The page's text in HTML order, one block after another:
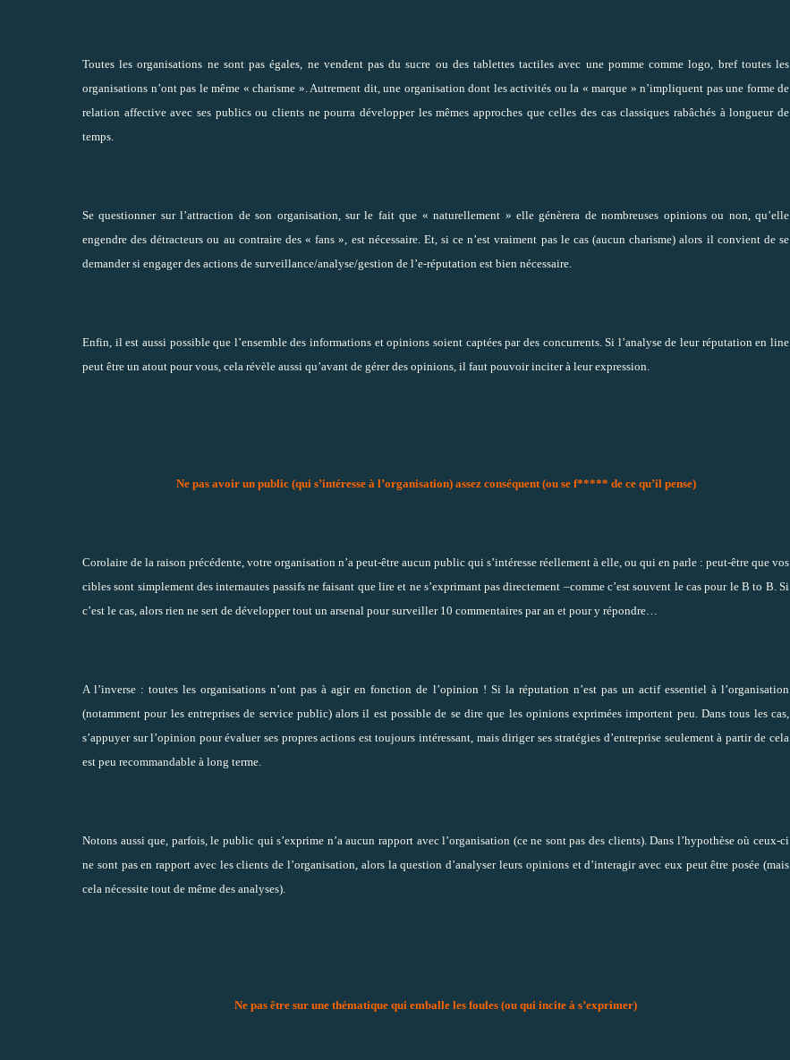
Toutes les organisations ne sont pas égales, ne vendent pas du sucre ou des tablettes tactiles avec une pomme comme logo, bref toutes les
organisations n’ont pas le même « charisme » . Autrement dit, une organisation dont les activités ou la « marque » n’impliquent pas une forme de
relation affective avec ses publics ou clients ne pourra développer les mêmes approches que celles des cas classiques rabâchés à longueur de
temps.
Se questionner sur l’attraction de son organisation, sur le fait que « naturellement » elle génèrera de nombreuses opinions ou non, qu’elle
engendre des détracteurs ou au contraire des « fans », est nécessaire. Et, si ce n’est vraiment pas le cas (aucun charisme) alors il convient de se
demander si engager des actions de surveillance/analyse/gestion de l’e-réputation est bien nécessaire.
Enfin, il est aussi possible que l’ensemble des informations et opinions soient captées par des concurrents. Si l’analyse de leur réputation en line
peut être un atout pour vous, cela révèle aussi qu’avant de gérer des opinions, il faut pouvoir inciter à leur expression.
Ne pas avoir un public (qui s’intéresse à l’organisation) assez conséquent (ou se f***** de ce qu’il pense)
Corolaire de la raison précédente, votre organisation n’a peut-être aucun public qui s’intéresse réellement à elle, ou qui en parle : peut-être que vos
cibles sont simplement des internautes passifs ne faisant que lire et ne s’exprimant pas directement –comme c’est souvent le cas pour le B to B. Si
c’est le cas, alors rien ne sert de développer tout un arsenal pour surveiller 10 commentaires par an et pour y répondre…
A l’inverse : toutes les organisations n’ont pas à agir en fonction de l’opinion ! Si la réputation n’est pas un actif essentiel à l’organisation
(notamment pour les entreprises de service public) alors il est possible de se dire que les opinions exprimées importent peu. Dans tous les cas,
s’appuyer sur l’opinion pour évaluer ses propres actions est toujours intéressant, mais diriger ses stratégies d’entreprise seulement à partir de cela
est peu recommandable à long terme
Notons aussi que, parfois, le public qui s’exprime n’a aucun rapport avec l’organisation (ce ne sont pas des clients). Dans l’hypothèse où ceux-ci
ne sont pas en rapport avec les clients de l’organisation, alors la question d’analyser leurs opinions et d’interagir avec eux peut être posée (mais
cela nécessite tout de même des analyses).
Ne pas être sur une thématique qui emballe les foules (ou qui incite à s’exprimer)